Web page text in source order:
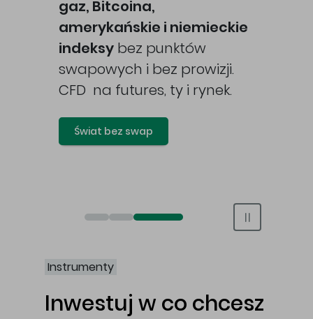
gaz, Bitcoina,
amerykańskie i niemieckie
indeksy bez punktów
swapowych i bez prowizji.
CFD na futures, ty i rynek.
Świat bez swap
Otwórz rachunek maklerski online
Otwórz konto IKE/IKZE
Świat bez swap i prowizji
Instrumenty
Inwestuj w co chcesz